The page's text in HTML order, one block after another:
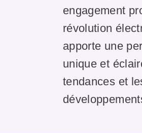
engagement
révolution
apporte une
unique et
tendances et